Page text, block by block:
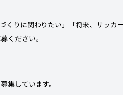
づくりに関わりたい」「将来、サッ
ください。
集しています。